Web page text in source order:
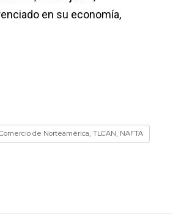
en su economía,
de Norteamérica, TLCAN, NAFTA